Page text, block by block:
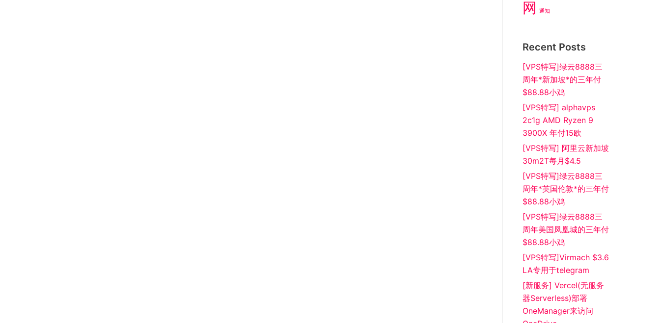
网
通知
Recent Posts
[VPS特写]绿云8888三
周年*新加坡*的三年付
$88.88小鸡
[VPS特写] alphavps
2c1g AMD Ryzen 9
3900X 年付15欧
[VPS特写] 阿里云新加坡
30m2T每月$4.5
[VPS特写]绿云8888三
周年*英国伦敦*的三年付
$88.88小鸡
[VPS特写]绿云8888三
周年美国凤凰城的三年付
$88.88小鸡
[VPS特写]Virmach $3.6
LA专用于telegram
[新服务] Vercel(无服务
器Serverless)部署
OneManager来访问